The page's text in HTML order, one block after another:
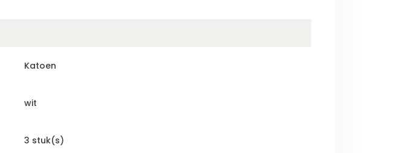
Katoen
wit
3 stuk(s)